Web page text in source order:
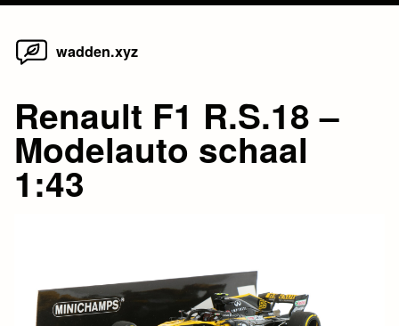
Skip
wadden.xyz
Renault F1 R.S.18 –
Modelauto schaal
1:43